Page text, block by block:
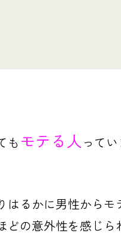
も モテる人 って
るかに男性からモ
どの意外性を感じ